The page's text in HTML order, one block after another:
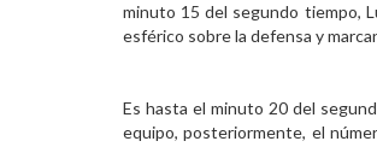
minuto 15 del segundo tiempo,
esférico sobre la defensa y
Es hasta el minuto 20 del
equipo, posteriormente, el